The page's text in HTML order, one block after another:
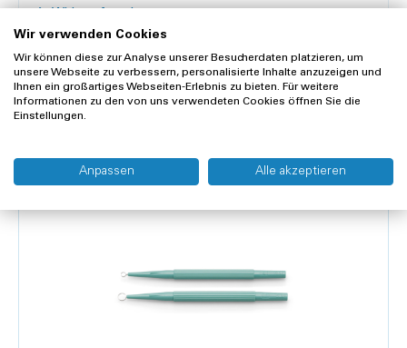
Wir verwenden Cookies
Wir können diese zur Analyse unserer Besucherdaten platzieren, um
unsere Webseite zu verbessern, personalisierte Inhalte anzuzeigen und
Ihnen ein großartiges Webseiten-Erlebnis zu bieten. Für weitere
Informationen zu den von uns verwendeten Cookies öffnen Sie die
Einstellungen.
Anpassen Alle akzeptieren